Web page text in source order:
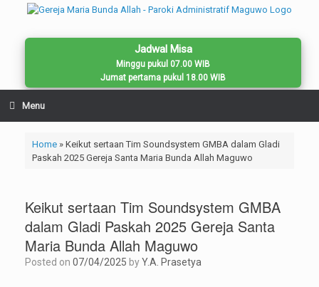
Jadwal Misa
Minggu pukul 07.00 WIB
Jumat pertama pukul 18.00 WIB
Menu
Home» Keikut sertaan Tim Soundsystem GMBA dalam Gladi
Paskah 2025 Gereja Santa Maria Bunda Allah Maguwo
Keikut sertaan Tim Soundsystem GMBA
dalam Gladi Paskah 2025 Gereja Santa
Maria Bunda Allah Maguwo
Posted on 07/04/2025 byY.A. Prasetya